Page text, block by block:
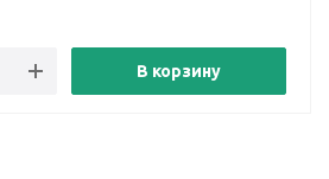
В корзину